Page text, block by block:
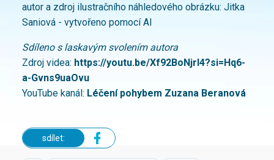
autor a zdroj ilustračního náhledového obrázku: Jitka
Saniová - vytvořeno pomocí AI
Sdíleno s laskavým svolením autora
Zdroj videa: https://youtu.be/Xf92BoNjrl4?si=Hq6-
a-Gvns9uaOvu
YouTube kanál: Léčení pohybem Zuzana Beranová
sdílet: